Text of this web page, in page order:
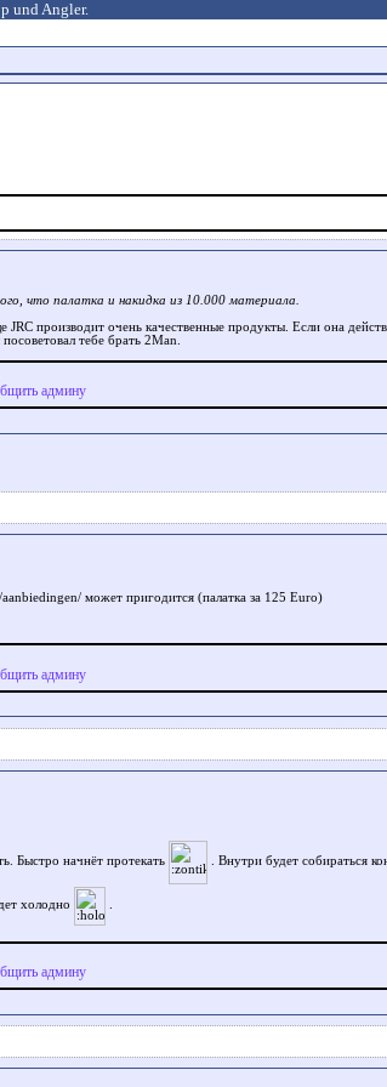
und Angler.
что палатка и накидка из 10.000 материала.
производит очень качественные продукты. Если она
тебе брать 2Man.
админу
может пригодится (палатка за 125 Euro)
админу
Быстро начнёт протекать . Внутри будет собираться
холодно .
админу